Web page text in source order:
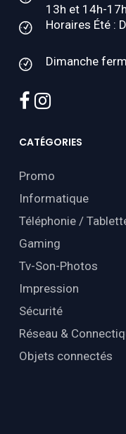
13h et 14h-17h
Horaires Été :
Dimanche
facebook
instagram
CATÉGORIES
Promo
Informatique
Téléphonie /
Gaming
Tv-Son-Photos
Impression
Sécurité
Réseau &
Objets connectés